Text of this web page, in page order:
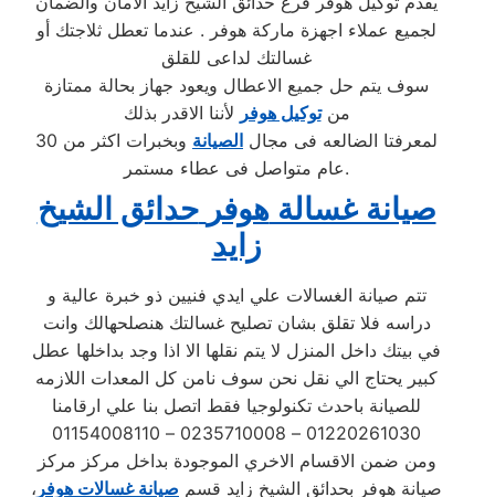
لجميع عملاء اجهزة ماركة هوفر . عندما تعطل ثلاجتك أو
غسالتك لداعى للقلق
سوف يتم حل جميع الاعطال ويعود جهاز بحالة ممتازة
منتوكيل هوفر لأننا الاقدر بذلك
لمعرفتا الضالعه فى مجال الصيانة
وبخبرات اكثر من 30
عام متواصل فى عطاء مستمر.
صيانة غسالةهوفر حدائق الشيخ
زايد
تتم صيانة الغسالات علي ايدي فنيين ذو خبرة عالية و
دراسه فلا تقلق بشان تصليح غسالتك هنصلحهالك وانت
في بيتك داخل المنزل لا يتم نقلها الا اذا وجد بداخلها عطل
كبير يحتاج الي نقل نحن سوف نامن كل المعدات اللازمه
للصيانة باحدث تكنولوجيا فقط اتصل بنا علي ارقامنا
01220261030 – 0235710008 – 01154008110
ومن ضمن الاقسام الاخري الموجودة بداخل مركز مركز
صيانة هوفر بحدائق الشيخ زايد قسم صيانة غسالات هوفر ،